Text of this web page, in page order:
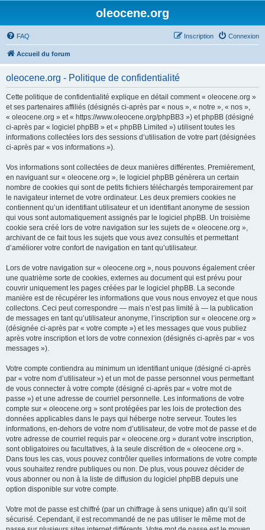
oleocene.org
FAQ Connexion
Inscription
Accueil du forum
oleocene.org - Politique de confidentialité
Cette politique de confidentialité explique en détail comment « oleocene.org »
et ses partenaires affiliés (désignés ci-après par « nous », « notre », « nos »,
« oleocene.org » et « https://www.oleocene.org/phpBB3 ») et phpBB (désigné
ci-après par « logiciel phpBB » et « phpBB Limited ») utilisent toutes les
informations collectées lors des sessions d’utilisation de votre part (désignées
ci-après par « vos informations »).
Vos informations sont collectées de deux manières différentes. Premièrement,
en naviguant sur « oleocene.org », le logiciel phpBB génèrera un certain
nombre de cookies qui sont de petits fichiers téléchargés temporairement par
le navigateur internet de votre ordinateur. Les deux premiers cookies ne
contiennent qu’un identifiant utilisateur et un identifiant anonyme de session
qui vous sont automatiquement assignés par le logiciel phpBB. Un troisième
cookie sera créé lors de votre navigation sur les sujets de « oleocene.org »,
archivant de ce fait tous les sujets que vous avez consultés et permettant
d’améliorer votre confort de navigation en tant qu’utilisateur.
Lors de votre navigation sur « oleocene.org », nous pouvons également créer
une quatrième sorte de cookies, externes au document qui est prévu pour
couvrir uniquement les pages créées par le logiciel phpBB. La seconde
manière est de récupérer les informations que vous nous envoyez et que nous
collectons. Ceci peut correspondre — mais n’est pas limité à — la publication
de messages en tant qu’utilisateur anonyme, l’inscription sur « oleocene.org »
(désignée ci-après par « votre compte ») et les messages que vous publiez
après votre inscription et lors de votre connexion (désignés ci-après par « vos
messages »).
Votre compte contiendra au minimum un identifiant unique (désigné ci-après
par « votre nom d’utilisateur ») et un mot de passe personnel vous permettant
de vous connecter à votre compte (désigné ci-après par « votre mot de
passe ») et une adresse de courriel personnelle. Les informations de votre
compte sur « oleocene.org » sont protégées par les lois de protection des
données applicables dans le pays qui héberge notre serveur. Toutes les
informations, en-dehors de votre nom d’utilisateur, de votre mot de passe et de
votre adresse de courriel requis par « oleocene.org » durant votre inscription,
sont obligatoires ou facultatives, à la seule discrétion de « oleocene.org ».
Dans tous les cas, vous pouvez contrôler quelles informations de votre compte
vous souhaitez rendre publiques ou non. De plus, vous pouvez décider de
vous abonner ou non à la liste de diffusion du logiciel phpBB depuis une
option disponible sur votre compte.
Votre mot de passe est chiffré (par un chiffrage à sens unique) afin qu’il soit
sécurisé. Cependant, il est recommandé de ne pas utiliser le même mot de